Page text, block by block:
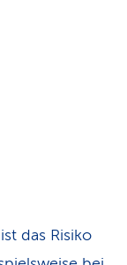
das Risiko